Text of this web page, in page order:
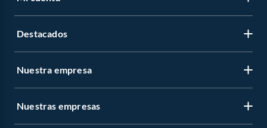
Destacados
Nuestra empresa
Nuestras empresas